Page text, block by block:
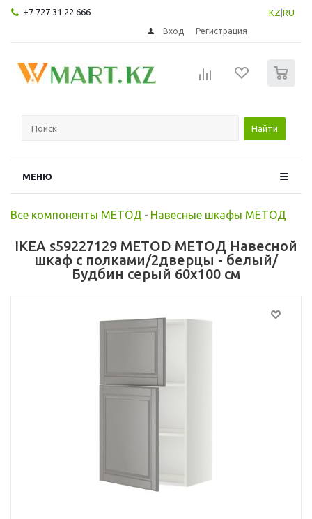
+7 727 31 22 666 KZ RU
Вход Регистрация
Найти
МЕНЮ
Все компоненты МЕТОД - Навесные шкафы МЕТОД
IKEA s59227129 METOD МЕТОД Навесной
шкаф с полками/2дверцы - белый/
Будбин серый 60x100 см